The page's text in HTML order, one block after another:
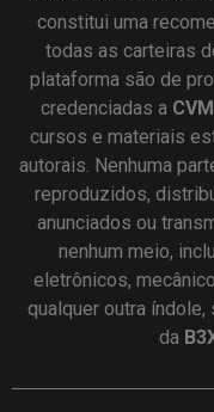
constitui uma
todas as carteiras
plataforma são de
credenciadas a CVM
cursos e materiais
autorais. Nenhuma
reproduzidos,
anunciados ou
nenhum meio,
eletrônicos,
qualquer outra
da